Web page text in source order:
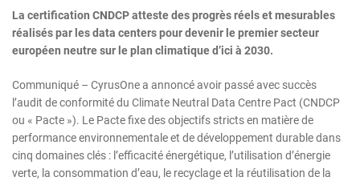
La certification CNDCP atteste des progrès réels et mesurables
réalisés par les data centers pour devenir le premier secteur
européen neutre sur le plan climatique d’ici à 2030.
Communiqué – CyrusOne a annoncé avoir passé avec succès
l’audit de conformité du Climate Neutral Data Centre Pact (CNDCP
ou « Pacte »). Le Pacte fixe des objectifs stricts en matière de
performance environnementale et de développement durable dans
cinq domaines clés : l’efficacité énergétique, l’utilisation d’énergie
verte, la consommation d’eau, le recyclage et la réutilisation de la